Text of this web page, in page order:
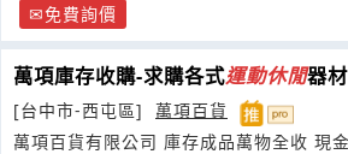
免費詢價
萬項庫存收購-求購各式運動休閒器材
[台中市-西屯區]
萬項百貨
萬項百貨有限公司 庫存成品萬物全收 現